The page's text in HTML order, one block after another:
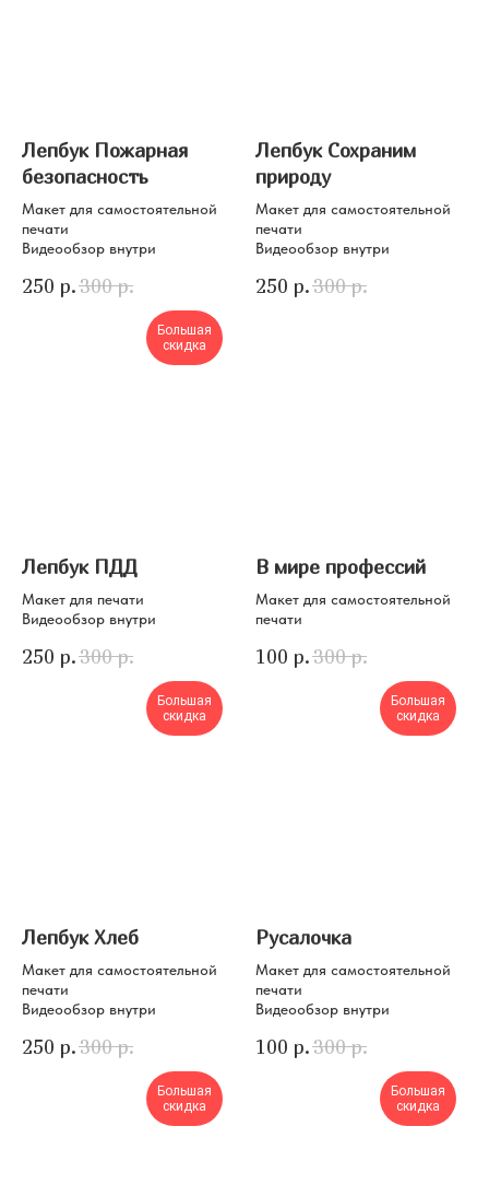
Лепбук Пожарная
безопасность
Макет для самостоятельной
печати
Видеообзор внутри
250 р.300 р.
Лепбук Сохраним
природу
Макет для самостоятельной
печати
Видеообзор внутри
250 р.300 р.
Большая
скидка
Лепбук ПДД
Макет для печати
Видеообзор внутри
250 р.300 р.
В мире профессий
Макет для самостоятельной
печати
100 р.300 р.
Большая
скидка
Лепбук Хлеб
Макет для самостоятельной
печати
Видеообзор внутри
250 р.300 р.
Большая
скидка
Русалочка
Макет для самостоятельной
печати
Видеообзор внутри
100 р.300 р.
Большая
скидка
Большая
скидка